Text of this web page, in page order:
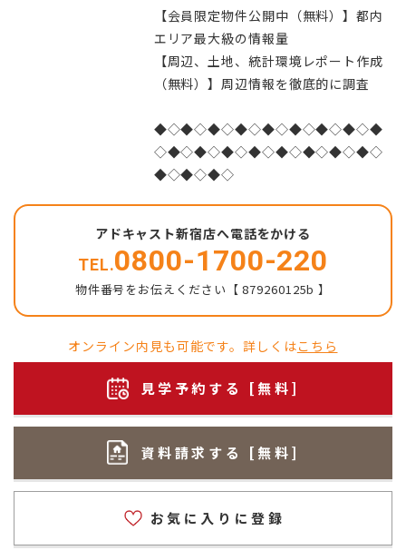
【会員限定物件公開中（無料）】都内
エリア最大級の情報量
【周辺、土地、統計環境レポート作成
（無料）】周辺情報を徹底的に調査
◆◇◆◇◆◇◆◇◆◇◆◇◆◇◆◇◆
◇◆◇◆◇◆◇◆◇◆◇◆◇◆◇◆◇
◆◇◆◇◆◇
アドキャスト新宿店へ電話をかける
TEL.0800-1700-220
物件番号をお伝えください【 879260125b 】
オンライン内見も可能です。詳しくはこちら
見学予約する [無料]
資料請求する [無料]
お気に入りに登録